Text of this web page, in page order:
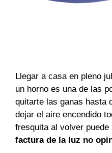
Llegar a casa en pleno
un horno es una de las
quitarte las ganas hasta
dejar el aire encendido
fresquita al volver
factura de la luz no